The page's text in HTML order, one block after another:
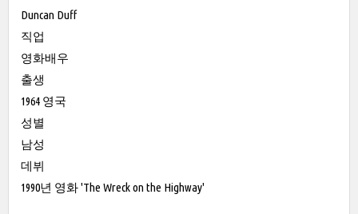
Duncan Duff
직업
영화배우
출생
1964 영국
성별
남성
데뷔
1990년 영화 'The Wreck on the Highway'